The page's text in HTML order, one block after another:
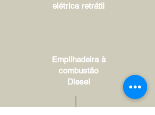
elétrica retrátil
Empilhadeira à
combustão
Diesel